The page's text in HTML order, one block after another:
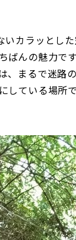
カラッとし
ばんの魅力で
、まるで迷路
ている場所で